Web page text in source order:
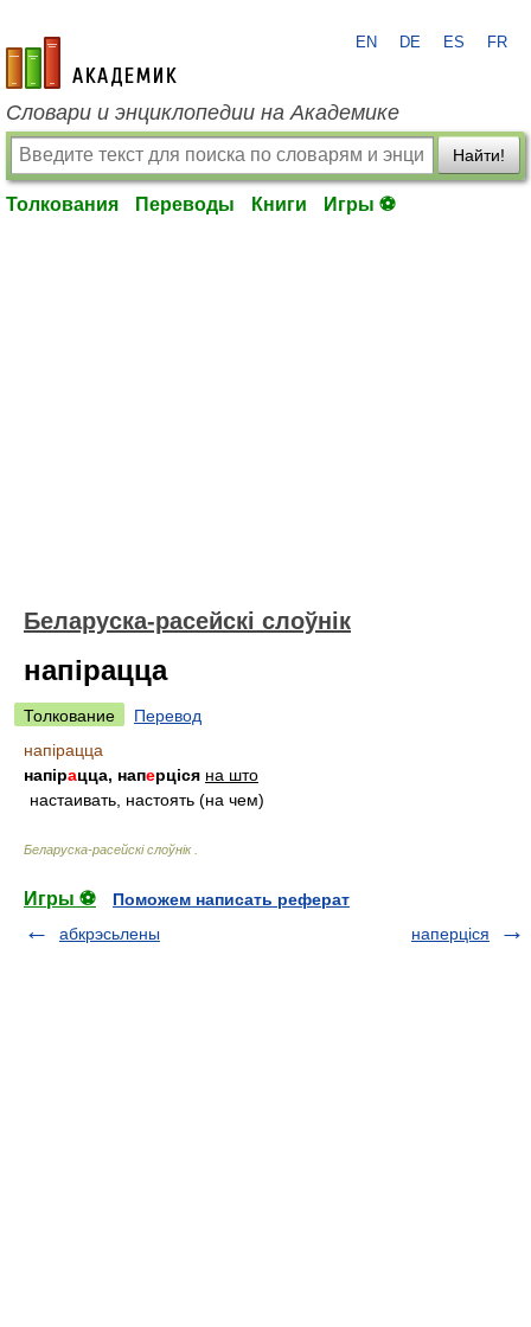
academic.ru
EN DE ES FR
Словари и энциклопедии на Академике
Найти!
Толкования Переводы Книги Игры ⚽
Беларуска-расейскі слоўнік
напірацца
Толкование
Перевод
напірацца
напірацца, наперціся на што
настаивать, настоять (на чем)
Беларуска-расейскі слоўнік
Игры ⚽
Поможем написать реферат
абкрэсьлены
наперціся